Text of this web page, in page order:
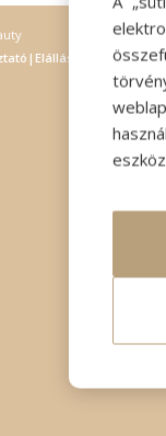
| Elállás